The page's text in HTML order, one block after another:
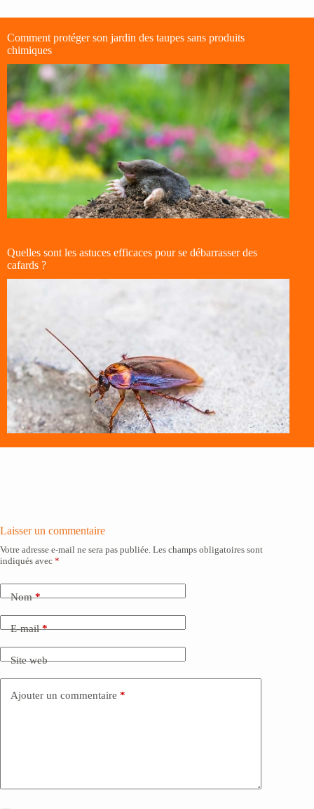
Comment protéger son jardin des taupes sans produits
chimiques
Quelles sont les astuces efficaces pour se débarrasser des
cafards ?
Laisser un commentaire
Votre adresse e-mail ne sera pas publiée. Les champs obligatoires sont
indiqués avec *
Nom*
E-mail*
Site web
Ajouter un commentaire *